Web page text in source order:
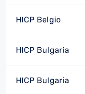
HICP Belgio
HICP Bulgaria
HICP Bulgaria